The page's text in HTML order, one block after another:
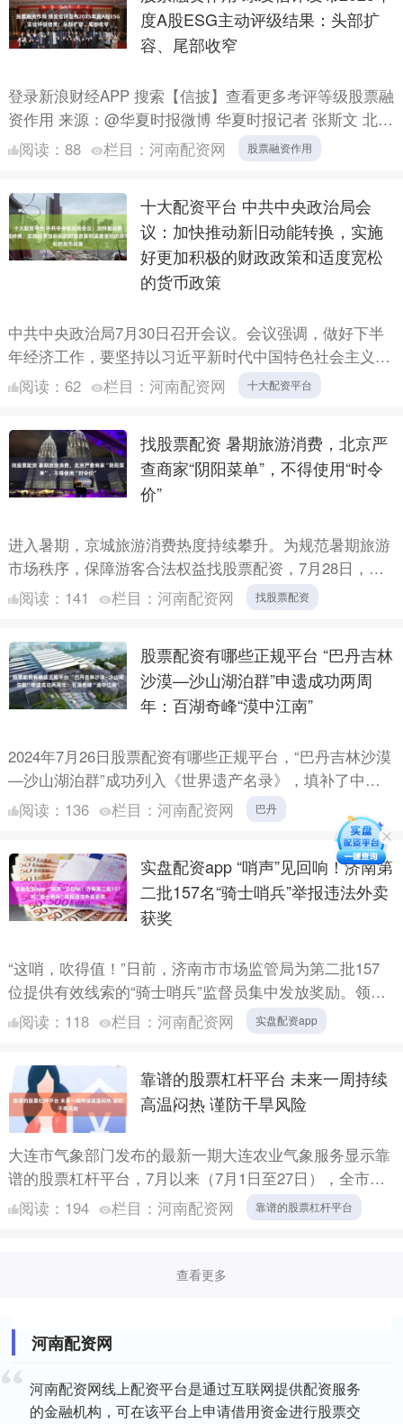
度A股ESG主动评级结果：头部扩
容、尾部收窄
登录新浪财经APP 搜索【信披】查看更多考评等级股票融
资作用 来源：@华夏时报微博 华夏时报记者 张斯文 北京
报道 7月29日，海南绿色发展信用评级有限公司（下....
阅读： 88 栏目： 河南配资网 股票融资作用
十大配资平台 中共中央政治局会
议：加快推动新旧动能转换，实施
好更加积极的财政政策和适度宽松
的货币政策
中共中央政治局7月30日召开会议。会议强调，做好下半
年经济工作，要坚持以习近平新时代中国特色社会主义思
想为指导，坚持稳中求进工作总基调，完整准确全面贯彻
阅读： 62 栏目： 河南配资网 十大配资平台
找股票配资 暑期旅游消费，北京严
查商家“阴阳菜单”，不得使用“时令
价”
进入暑期，京城旅游消费热度持续攀升。为规范暑期旅游
市场秩序，保障游客合法权益找股票配资，7月28日，北
京市市场监管综合执法总队以王府井商业街区为重点，对
阅读： 141 栏目： 河南配资网 找股票配资
股票配资有哪些正规平台 “巴丹吉林
沙漠—沙山湖泊群”申遗成功两周
年：百湖奇峰“漠中江南”
2024年7月26日股票配资有哪些正规平台，“巴丹吉林沙漠
—沙山湖泊群”成功列入《世界遗产名录》，填补了中国
世界自然遗产中沙漠类型的空白，也成为内蒙古自治区首
阅读： 136 栏目： 河南配资网 巴丹
实盘配资app “哨声”见回响！济南第
二批157名“骑士哨兵”举报违法外卖
获奖
“这哨，吹得值！”日前，济南市市场监管局为第二批157
位提供有效线索的“骑士哨兵”监督员集中发放奖励。领奖
的他们，笑容朴实而自豪。 自今年2月全市外卖骑手被聘
阅读： 118 栏目： 河南配资网 实盘配资app
靠谱的股票杠杆平台 未来一周持续
高温闷热 谨防干旱风险
大连市气象部门发布的最新一期大连农业气象服务显示靠
谱的股票杠杆平台，7月以来（7月1日至27日），全市平
均降水量116.4毫米，较常年同期偏多0.8成，较去年同....
阅读： 194 栏目： 河南配资网 靠谱的股票杠杆平台
查看更多
河南配资网
河南配资网线上配资平台是通过互联网提供配资服务
的金融机构，可在该平台上申请借用资金进行股票交